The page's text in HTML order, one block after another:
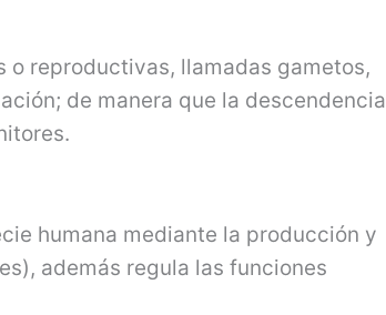
o reproductivas, llamadas gametos,
de manera que la descendencia
humana mediante la producción y
además regula las funciones